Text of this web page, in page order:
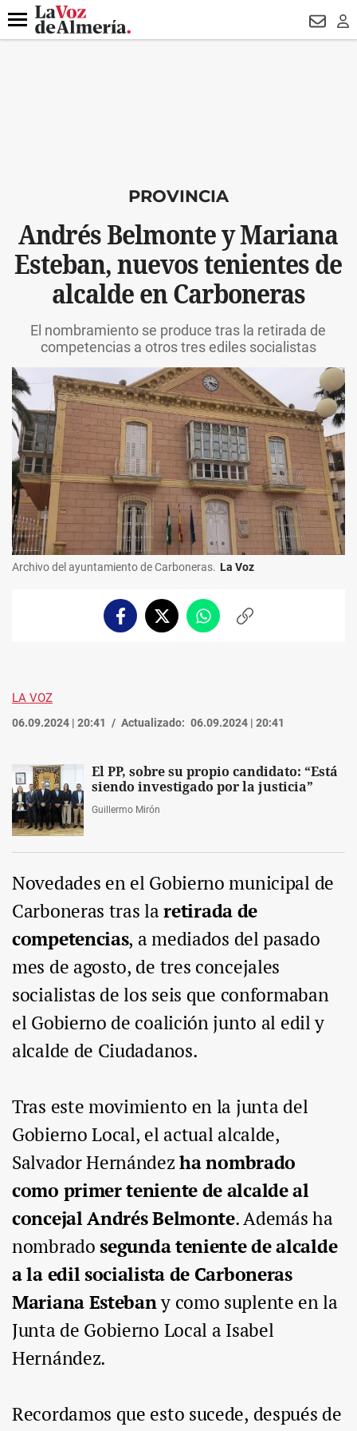
DESTACADO
Menú
PROVINCIA
Andrés Belmonte y Mariana
Esteban, nuevos tenientes de
alcalde en Carboneras
El nombramiento se produce tras la retirada de
competencias a otros tres ediles socialistas
Archivo del ayuntamiento de Carboneras. La Voz
FacebookTwitterWhatsappCopiar
LA VOZ
06.09.2024 | 20:41 Actualizado: 06.09.2024 | 20:41
El PP, sobre su propio candidato: “Está
siendo investigado por la justicia”
Guillermo Mirón
Novedades en el Gobierno municipal de
Carboneras tras laretirada de
competencias, a mediados del pasado
mes de agosto, de tres concejales
socialistas de los seis que conformaban
el Gobierno de coalición junto al edil y
alcalde de Ciudadanos.
Tras este movimiento en la junta del
Gobierno Local, el actual alcalde,
Salvador Hernándezha nombrado
como primer teniente de alcalde al
concejal Andrés Belmonte. Además ha
nombradosegunda teniente de alcalde
a la edil socialista de Carboneras
Mariana Estebany como suplente en la
Junta de Gobierno Local a Isabel
Hernández.
Recordamos que esto sucede, después de